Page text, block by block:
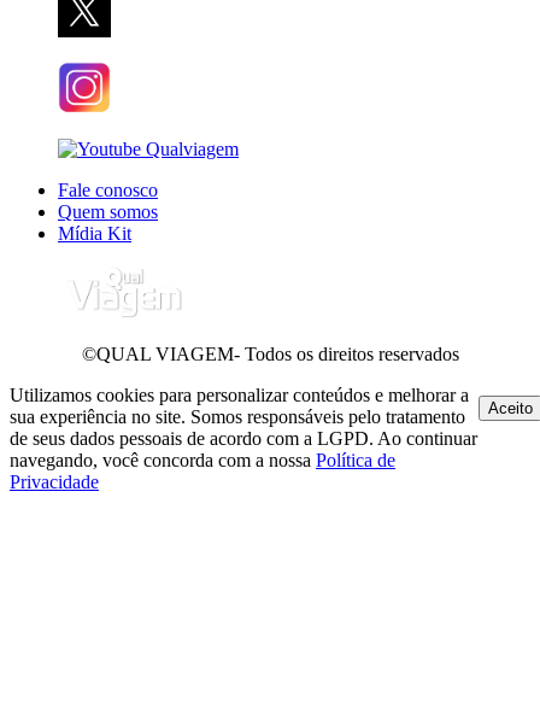
Fale conosco
Quem somos
Mídia Kit
©QUAL VIAGEM- Todos os direitos reservados
Utilizamos cookies para personalizar conteúdos e melhorar a
sua experiência no site. Somos responsáveis pelo tratamento
de seus dados pessoais de acordo com a LGPD. Ao continuar
navegando, você concorda com a nossa Política de
Privacidade
Aceito